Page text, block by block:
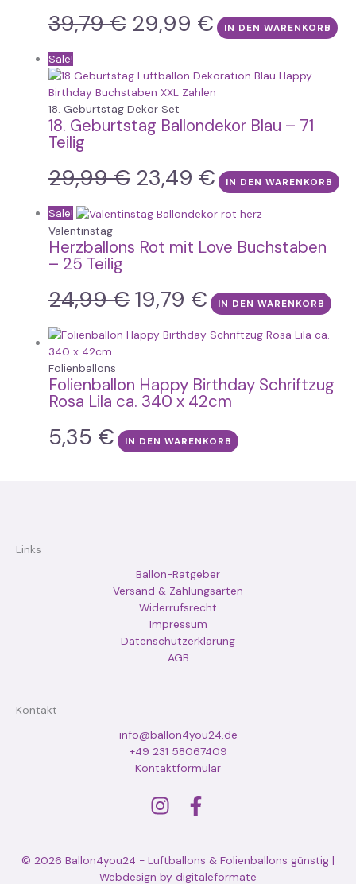
39,79€ 29,99 € IN DEN WARENKORB
Sale!
18. Geburtstag Dekor Set
18. Geburtstag Ballondekor Blau – 71
Teilig
29,99€ 23,49 € IN DEN WARENKORB
Sale!
Valentinstag
Herzballons Rot mit Love Buchstaben
– 25 Teilig
24,99€ 19,79 € IN DEN WARENKORB
Folienballons
Folienballon Happy Birthday Schriftzug
Rosa Lila ca. 340 x 42cm
5,35 € IN DEN WARENKORB
Links
Ballon-Ratgeber
Versand & Zahlungsarten
Widerrufsrecht
Impressum
Datenschutzerklärung
AGB
Kontakt
info@ballon4you24.de
+49 231 58067409
Kontaktformular
© 2026 Ballon4you24 - Luftballons & Folienballons günstig |
Webdesign by digitaleformate